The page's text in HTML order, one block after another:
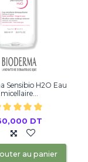
Sensibio H2O Eau
micellaire...
DT
au panier